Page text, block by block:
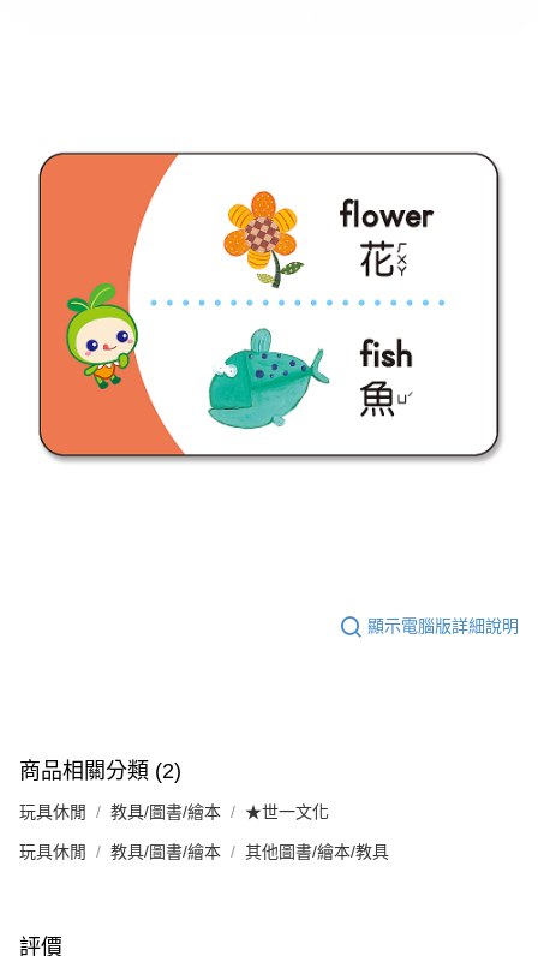
顯示電腦版詳細說明
商品相關分類 (2)
玩具休閒 教具/圖書/繪本 ★世一文化
玩具休閒 教具/圖書/繪本 其他圖書/繪本/教具
評價